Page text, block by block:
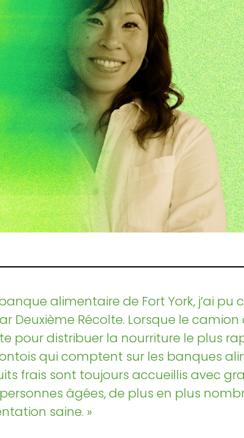
alimentaire de Fort York, j’ai pu
Deuxième Récolte. Lorsque le camion
pour distribuer la nourriture le plus
qui comptent sur les banques
frais sont toujours accueillis avec
âgées, de plus en plus
saine. »